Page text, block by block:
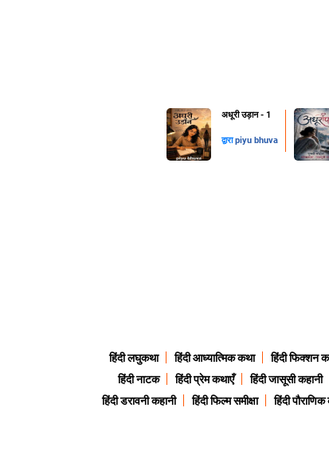
अधूरी उड़ान - 1
द्वाराpiyu bhuva
हिंदी लघुकथा हिंदी आध्यात्मिक कथा हिंदी फिक्शन
हिंदी नाटक
हिंदी प्रेम कथाएँ हिंदी जासूसी कहानी
हिंदी डरावनी कहानी
हिंदी फिल्म समीक्षा हिंदी